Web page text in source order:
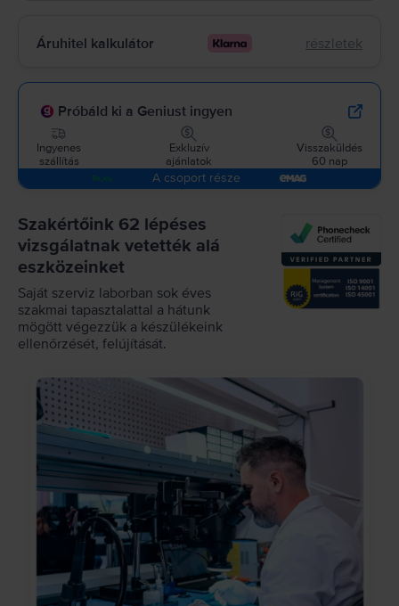
Áruhitel kalkulátor részletek
Próbáld ki a Geniust ingyen
Ingyenes
szállítás
Exkluzív
ajánlatok
Visszaküldés
60 nap
A csoport része
Szakértőink 62 lépéses
vizsgálatnak vetették alá
eszközeinket
Saját szerviz laborban sok éves
szakmai tapasztalattal a hátunk
mögött végezzük a készülékeink
ellenőrzését, felújítását.